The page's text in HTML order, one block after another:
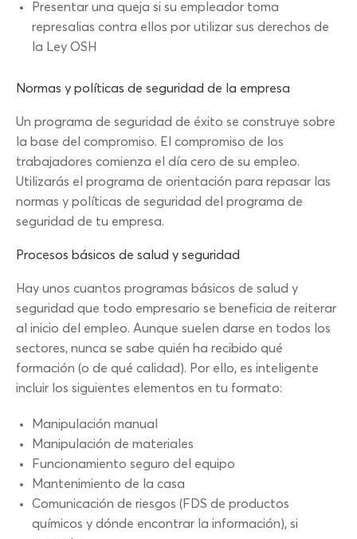
Presentar una queja si su empleador toma
represalias contra ellos por utilizar sus derechos de
la Ley OSH
Normas y políticas de seguridad de la empresa
Un programa de seguridad de éxito se construye sobre
la base del compromiso. El compromiso de los
trabajadores comienza el día cero de su empleo.
Utilizarás el programa de orientación para repasar las
normas y políticas de seguridad del programa de
seguridad de tu empresa.
Procesos básicos de salud y seguridad
Hay unos cuantos programas básicos de salud y
seguridad que todo empresario se beneficia de reiterar
al inicio del empleo. Aunque suelen darse en todos los
sectores, nunca se sabe quién ha recibido qué
formación (o de qué calidad). Por ello, es inteligente
incluir los siguientes elementos en tu formato:
Manipulación manual
Manipulación de materiales
Funcionamiento seguro del equipo
Mantenimiento de la casa
Comunicación de riesgos (FDS de productos
químicos y dónde encontrar la información), si